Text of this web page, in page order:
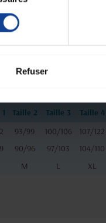
Refuser
respirant et hypoallergénique
à 90°C et séchable en
au haut du dos
Taille 2 Taille 3 Taille 4
93/99 100/106 107/122
90/96 97/103 104/110
M L XL